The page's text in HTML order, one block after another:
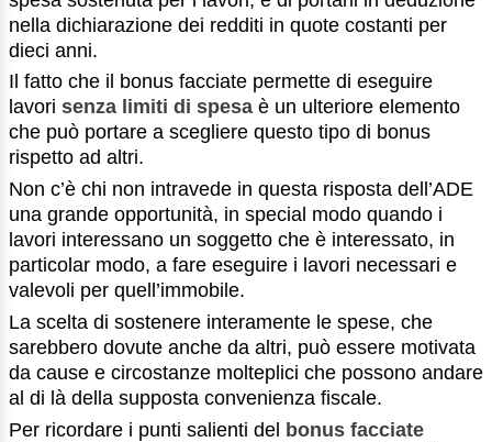
nella dichiarazione dei redditi in quote costanti per
dieci anni.
Il fatto che il bonus facciate permette di eseguire
lavori senza limiti di spesa è un ulteriore elemento
che può portare a scegliere questo tipo di bonus
rispetto ad altri.
Non c’è chi non intravede in questa risposta dell’ADE
una grande opportunità, in special modo quando i
lavori interessano un soggetto che è interessato, in
particolar modo, a fare eseguire i lavori necessari e
valevoli per quell’immobile.
La scelta di sostenere interamente le spese, che
sarebbero dovute anche da altri, può essere motivata
da cause e circostanze molteplici che possono andare
al di là della supposta convenienza fiscale.
Per ricordare i punti salienti del bonus facciate